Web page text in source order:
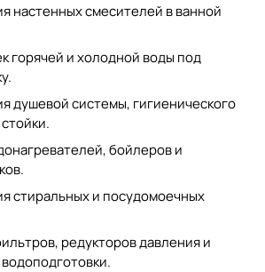
настенных смесителей в ванной
горячей и холодной воды под
душевой системы, гигиенического
бойлеров и
стиральных и посудомоечных
редукторов давления и